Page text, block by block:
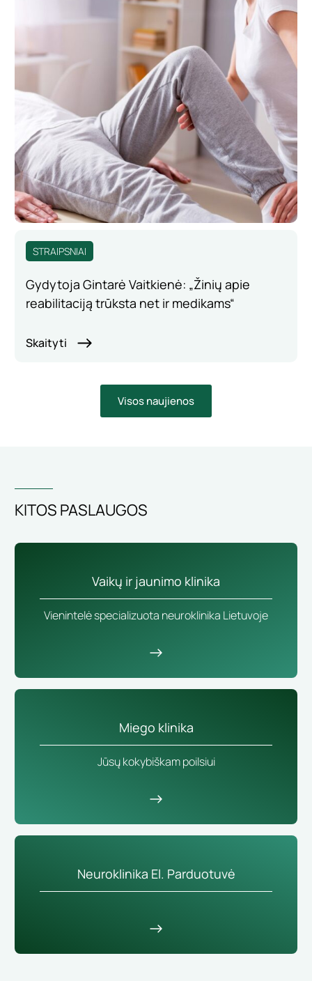
STRAIPSNIAI
Gydytoja Gintarė Vaitkienė: „Žinių apie
reabilitaciją trūksta net ir medikams“
Skaityti
Visos naujienos
KITOS PASLAUGOS
Vaikų ir jaunimo klinika
Vienintelė specializuota neuroklinika Lietuvoje
Miego klinika
Jūsų kokybiškam poilsiui
Neuroklinika El. Parduotuvė